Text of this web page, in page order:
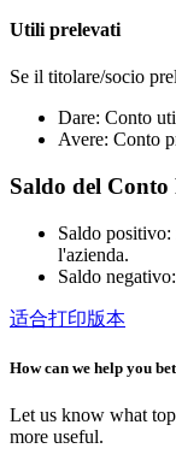
Utili prelevati
Se il titolare/socio
Dare: Conto
Avere: Conto
Saldo del Conto
Saldo
l'azienda.
Saldo
适合打印版本
How can we help you
Let us know what
more useful.